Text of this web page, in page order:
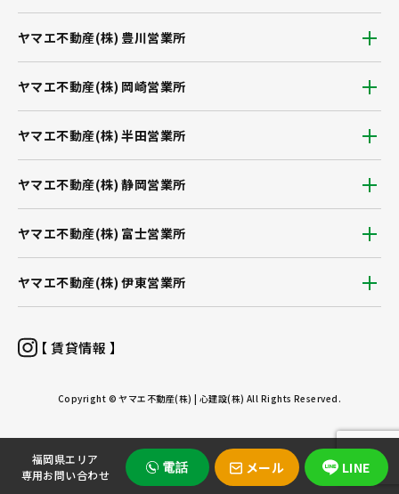
ヤマエ不動産(株) 静岡営業所
ヤマエ不動産(株) 豊川営業所
ヤマエ不動産(株) 富士営業所
ヤマエ不動産(株) 岡崎営業所
ヤマエ不動産(株) 伊東営業所
ヤマエ不動産(株) 半田営業所
【 賃貸情報 】
Copyright © ヤマエ不動産(株) | 心建設(株) All Rights Reserved.
福岡県エリア
専用お問い合わせ
電話 メール LINE